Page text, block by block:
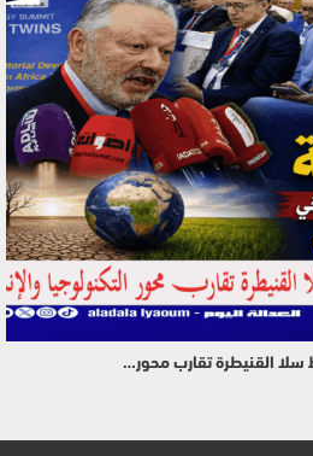
سلا القنيطرة تقارب محور…